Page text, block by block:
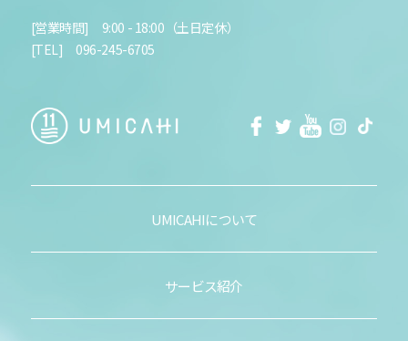
[営業時間] 9:00 - 18:00（土日定休）
[TEL] 096-245-6705
facebookTwitterYoutube
UMICAHIについて
サービス紹介